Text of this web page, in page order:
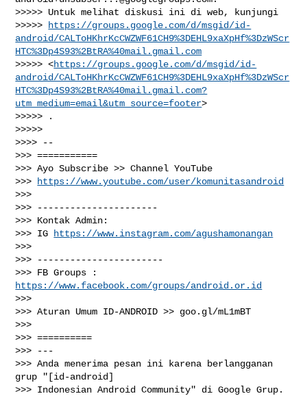
>>>>> Untuk melihat diskusi ini di web, kunjungi
>>>>>
https://groups.google.com/d/msgid/id-
android/CALToHKhrKcCWZWF61CH9%3DEHL9xaXpHf%3DzWScr
HTC%3Dp4S93%2BtRA%40mail.gmail.com
>>>>> <https://groups.google.com/d/msgid/id-
android/CALToHKhrKcCWZWF61CH9%3DEHL9xaXpHf%3DzWScr
HTC%3Dp4S93%2BtRA%40mail.gmail.com?
utm_medium=email&utm_source=footer>
>>>>> .
>>>>>
>>>> --
>>> ===========
>>> Ayo Subscribe >> Channel YouTube
>>>
https://www.youtube.com/user/komunitasandroid
>>>
>>> ----------------------
>>> Kontak Admin:
>>> IG
https://www.instagram.com/agushamonangan
>>>
>>> -----------------------
https://www.facebook.com/groups/android.or.id
>>>
>>> Aturan Umum ID-ANDROID >> goo.gl/mL1mBT
>>>
>>> ==========
>>> ---
>>> Anda menerima pesan ini karena berlangganan
grup "[id-android]
>>> Indonesian Android Community" di Google Grup.